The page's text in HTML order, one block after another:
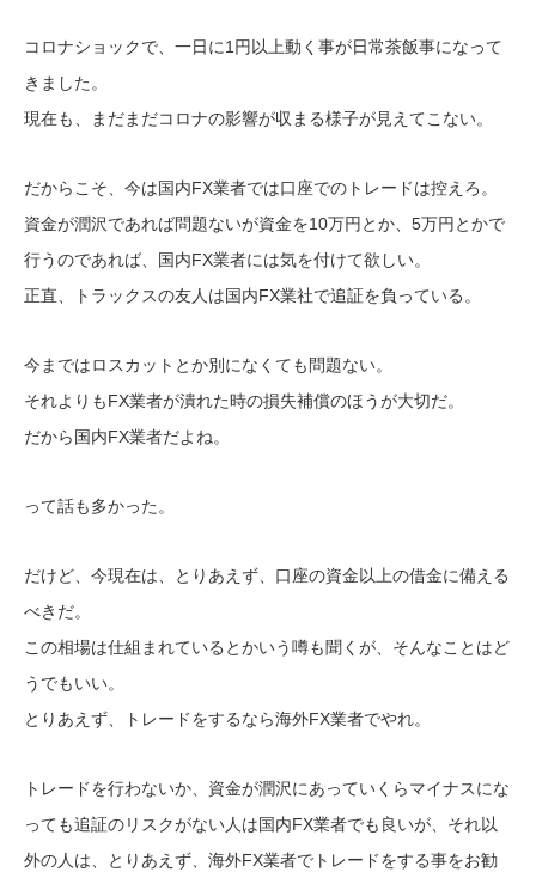
コロナショックで、一日に1円以上動く事が日常茶飯事になって
きました。
現在も、まだまだコロナの影響が収まる様子が見えてこない。
だからこそ、今は国内FX業者では口座でのトレードは控えろ。
資金が潤沢であれば問題ないが資金を10万円とか、5万円とかで
行うのであれば、国内FX業者には気を付けて欲しい。
正直、トラックスの友人は国内FX業社で追証を負っている。
今まではロスカットとか別になくても問題ない。
それよりもFX業者が潰れた時の損失補償のほうが大切だ。
だから国内FX業者だよね。
って話も多かった。
だけど、今現在は、とりあえず、口座の資金以上の借金に備える
べきだ。
この相場は仕組まれているとかいう噂も聞くが、そんなことはど
うでもいい。
とりあえず、トレードをするなら海外FX業者でやれ。
トレードを行わないか、資金が潤沢にあっていくらマイナスにな
っても追証のリスクがない人は国内FX業者でも良いが、それ以
外の人は、とりあえず、海外FX業者でトレードをする事をお勧